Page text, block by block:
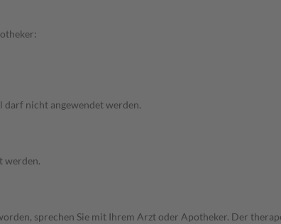
nicht angewendet werden.
werden.
sprechen Sie mit Ihrem Arzt oder Apotheker. Der